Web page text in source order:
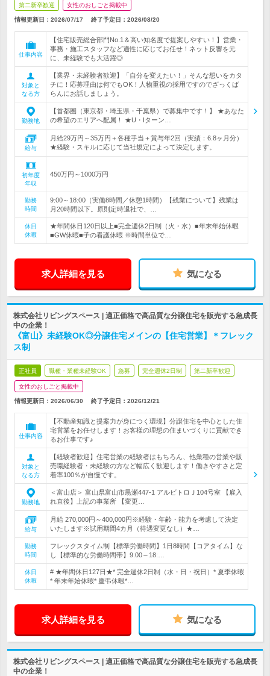
第二新卒歓迎 女性のおしごと掲載中
情報更新日：2026/07/17 終了予定日： 2026/08/20
仕事内容
【住宅販売総合部門No.1＆高い知名度で提案しやすい！】営業・
事務・施工スタッフなど適性に応じてお任せ！ネット反響を元
に、未経験でも大活躍◎
対象と
なる方
【業界・未経験者歓迎】「自分を変えたい！」そんな想いをカタ
チに！応募理由は何でもOK！人物重視の採用ですのでざっくば
らんにお話しましょう。
勤務地
【首都圏（東京都・埼玉県・千葉県）で募集中です！】 ★あなた
の希望のエリアへ配属！ ★U・Iターン…
給与
月給29万円～35万円＋各種手当＋賞与年2回（実績：6.8ヶ月分）
★経験・スキルに応じて当社規定によって決定します。
初年度
年収
450万円～1000万円
勤務
時間
9:00～18:00（実働8時間／休憩1時間）【残業について】残業は
月20時間以下。原則定時退社で、…
休日
休暇
★年間休日120日以上■完全週休2日制（火・水）■年末年始休暇
■GW休暇■子の看護休暇 ※時間単位で…
求人詳細を見る 気になる
株式会社リビングスペース | 適正価格で高品質な分譲住宅を販売する急成長
中の企業！
《富山》未経験OK◎分譲住宅メインの【住宅営業】＊フレック
ス制
正社員 職種・業種未経験OK 急募 完全週休2日制 第二新卒歓迎
女性のおしごと掲載中
情報更新日：2026/06/30 終了予定日： 2026/12/21
仕事内容
【不動産知識と提案力が身につく環境】分譲住宅を中心とした住
宅営業をお任せします！お客様の理想の住まいづくりに貢献でき
るお仕事です♪
対象と
なる方
【経験者歓迎】住宅営業の経験者はもちろん、他業種の営業や販
売職経験者・未経験の方など幅広く歓迎します！働きやすさと定
着率100％が自慢です。
勤務地
＜富山店＞ 富山県富山市黒瀬447-1 アルビトロＪ104号室 【雇入
れ直後】上記の事業所 【変更…
給与
月給 270,000円～400,000円※経験・年齢・能力を考慮して決定
いたします※試用期間4カ月（待遇変更なし）★…
勤務
時間
フレックスタイム制【標準労働時間】1日8時間【コアタイム】な
し【標準的な労働時間帯】9:00～18:…
休日
休暇
# ★年間休日127日★* 完全週休2日制（水・日・祝日）* 夏季休暇
* 年末年始休暇* 慶弔休暇*…
求人詳細を見る 気になる
株式会社リビングスペース | 適正価格で高品質な分譲住宅を販売する急成長
中の企業！